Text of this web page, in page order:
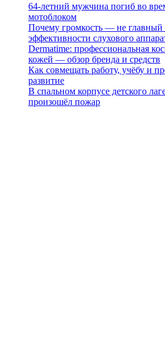
64-летний мужчина погиб во
мотоблоком
Почему громкость — не главный
эффективности слухового
Dermatime: профессиональная
кожей — обзор бренда и средств
Как совмещать работу, учёбу и
развитие
В спальном корпусе детского
произошёл пожар